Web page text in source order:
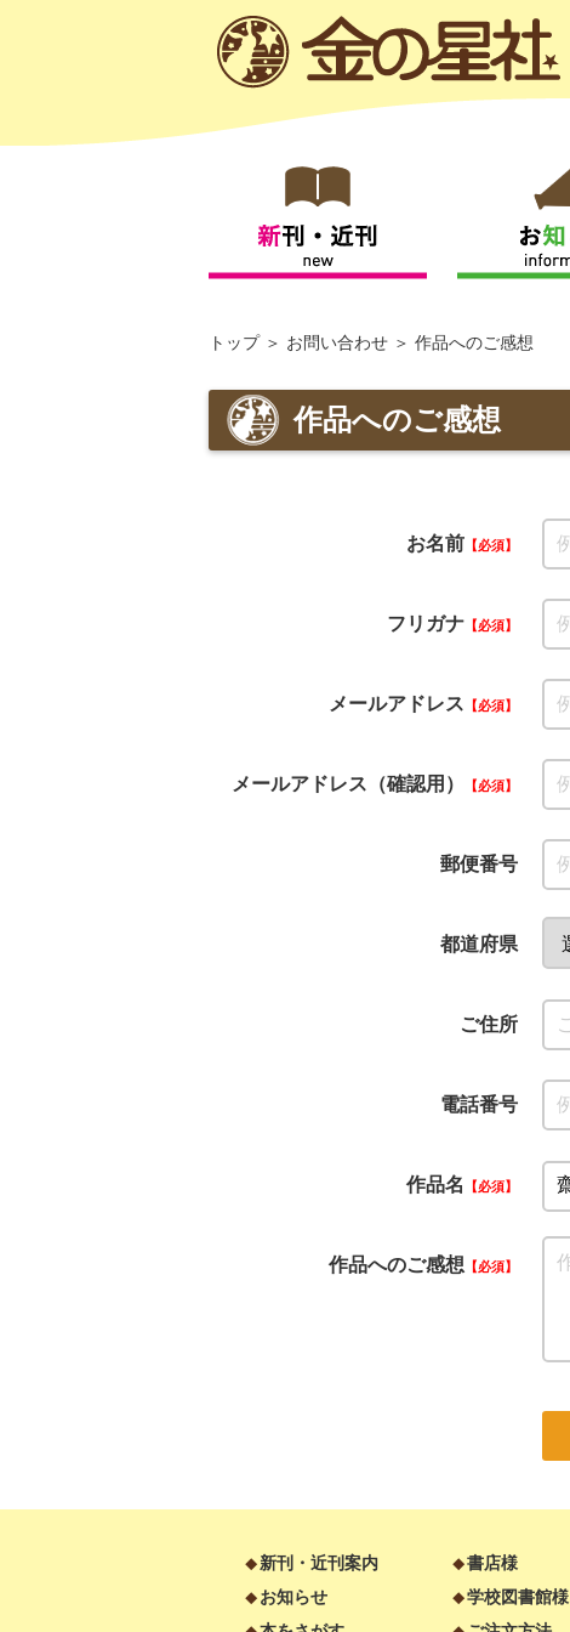
トップ お問い合わせ 作品へのご感想
作品へのご感想
お名前 必須
フリガナ 必須
メールアドレス 必須
メールアドレス（確認用） 必須
郵便番号
都道府県
ご住所
電話番号
作品名 必須
作品へのご感想 必須
新刊・近刊案内
お知らせ
書店様
学校図書館様